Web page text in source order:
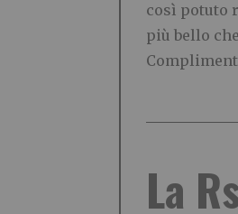
così potuto
più bello
La